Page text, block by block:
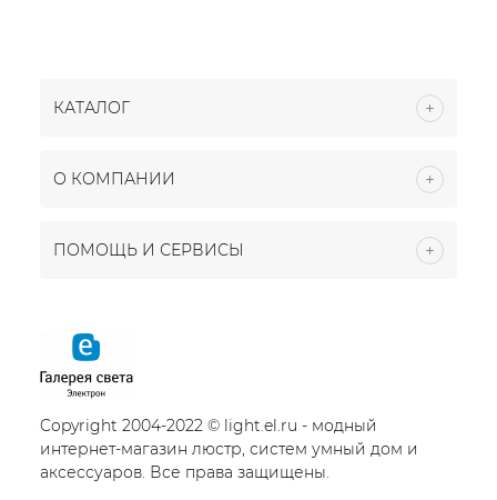
КАТАЛОГ
О КОМПАНИИ
ПОМОЩЬ И СЕРВИСЫ
Copyright 2004-2022 © light.el.ru - модный
интернет-магазин люстр, систем умный дом и
аксессуаров. Все права защищены.